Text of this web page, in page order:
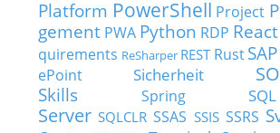
Platform PowerShell Project
gement PWA Python RDP React
quirements ReSharper REST Rust SAP
ePoint
Sicherheit
Skills
Spring SQL
Server SQLCLR SSAS SSIS SSRS